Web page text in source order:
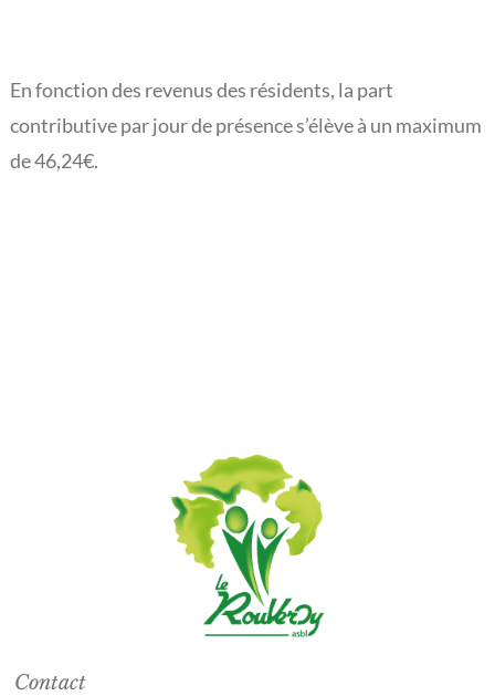
L’actualité du Rouveroy
En fonction des revenus des résidents, la part
contributive par jour de présence s’élève à un maximum
de 46,24€.
Contact